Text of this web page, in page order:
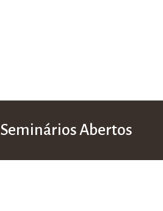
Seminários Abertos